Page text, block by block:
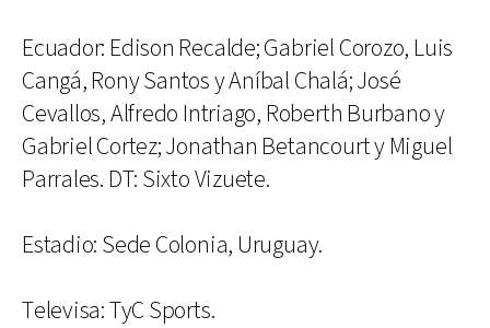
Ecuador: Edison Recalde; Gabriel Corozo, Luis
Cangá, Rony Santos y Aníbal Chalá; José
Cevallos, Alfredo Intriago, Roberth Burbano y
Gabriel Cortez; Jonathan Betancourt y Miguel
Parrales. DT: Sixto Vizuete.
Estadio: Sede Colonia, Uruguay.
Televisa: TyC Sports.